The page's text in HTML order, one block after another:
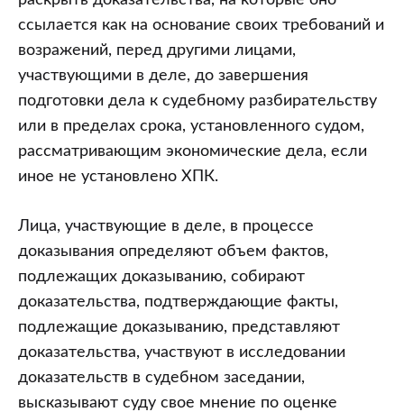
ссылается как на основание своих требований и
возражений, перед другими лицами,
участвующими в деле, до завершения
подготовки дела к судебному разбирательству
или в пределах срока, установленного судом,
рассматривающим экономические дела, если
иное не установлено ХПК.
Лица, участвующие в деле, в процессе
доказывания определяют объем фактов,
подлежащих доказыванию, собирают
доказательства, подтверждающие факты,
подлежащие доказыванию, представляют
доказательства, участвуют в исследовании
доказательств в судебном заседании,
высказывают суду свое мнение по оценке